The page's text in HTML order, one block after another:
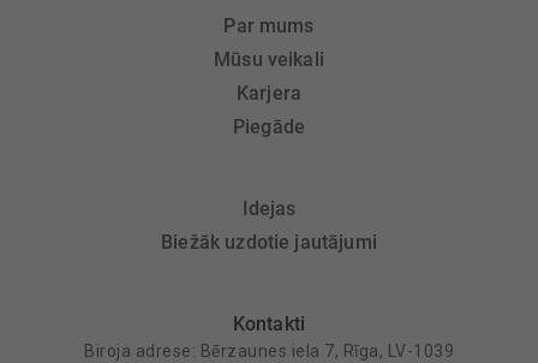
Par mums
Mūsu veikali
Karjera
Piegāde
Idejas
Biežāk uzdotie jautājumi
Kontakti
Biroja adrese: Bērzaunes iela 7, Rīga, LV-1039